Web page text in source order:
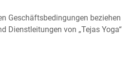
Geschäftsbedingungen beziehen
Dienstleitungen von „Tejas Yoga“